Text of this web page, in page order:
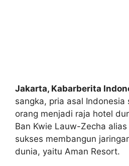
Jakarta, Kabarberita
sangka, pria asal Indonesia
orang menjadi raja hotel
Ban Kwie Lauw-Zecha
sukses membangun
dunia, yaitu Aman Resort.